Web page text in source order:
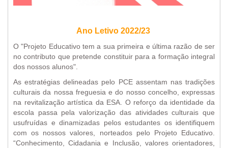
Ano Letivo 2022/23
O "Projeto Educativo tem a sua primeira e última razão de ser
no contributo que pretende constituir para a formação integral
dos nossos alunos".
As estratégias delineadas pelo PCE assentam nas tradições
culturais da nossa freguesia e do nosso concelho, expressas
na revitalização artística da ESA. O reforço da identidade da
escola passa pela valorização das atividades culturais que
usufruídas e dinamizadas pelos estudantes os identifiquem
com os nossos valores, norteados pelo Projeto Educativo.
“Conhecimento, Cidadania e Inclusão, valores orientadores,